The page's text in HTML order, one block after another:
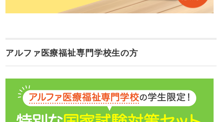
アルファ医療福祉専門学校生の方